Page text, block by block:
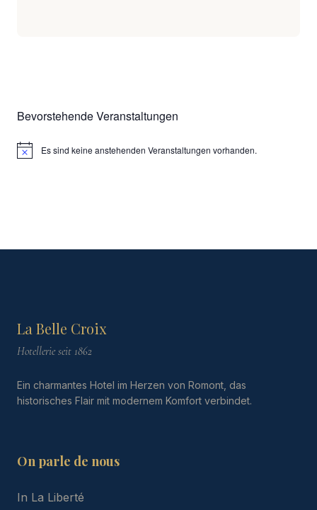
Bevorstehende Veranstaltungen
HinweisEs sind keine anstehenden Veranstaltungen vorhanden.
La Belle Croix
Hotellerie seit 1862
Ein charmantes Hotel im Herzen von Romont, das
historisches Flair mit modernem Komfort verbindet.
On parle de nous
In La Liberté